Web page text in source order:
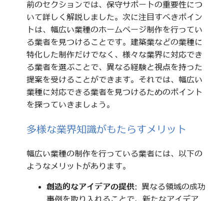
前のセクションでは、保守サポートの重要性につ
いて詳しく解説しました。次に注目すべきポイン
トは、幅広い業種のホームページ制作を行ってい
る業者を見つけることです。建築業などの業種に
特化した制作だけでなく、様々な業界に対応でき
る業者を選ぶことで、異なる経験と視点を持った
提案を受けることができます。それでは、幅広い
業種に対応できる業者を見つけるためのポイント
を探っていきましょう。
多様な業界知識がもたらすメリット
幅広い業種の制作を行っている業者には、以下の
ようなメリットがあります。
創造的なアイデアの提供: 異なる領域の成功
事例を取り入れることで、新たなアイデア